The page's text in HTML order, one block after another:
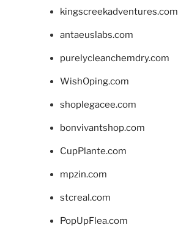
kingscreekadventures.com
antaeuslabs.com
purelycleanchemdry.com
WishOping.com
shoplegacee.com
bonvivantshop.com
CupPlante.com
mpzin.com
stcreal.com
PopUpFlea.com